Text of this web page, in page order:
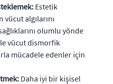
Estetik
algılarını
olumlu yönde
vücut dismorfik
mücadele edenler için
Daha iyi bir kişisel